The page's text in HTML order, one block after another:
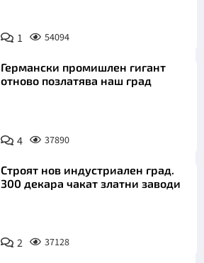
1 54094
Германски промишлен гигант
отново позлатява наш град
4 37890
Строят нов индустриален град.
300 декара чакат златни заводи
2 37128